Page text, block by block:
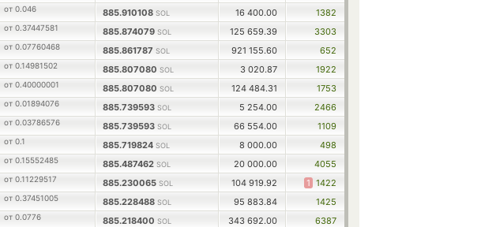
от 0.046 885.910108 SOL 16 400.00
1382
от 0.37447581 885.874079 SOL 125 659.39
3303
от 0.07760468 885.861787 SOL 921 155.60
652
от 0.14981502 885.807080 SOL 3 020.87
1922
от 0.40000001 885.807080 SOL 124 484.31
1753
от 0.01894076 885.739593 SOL 5 254.00
2466
от 0.03786576 885.739593 SOL 66 554.00
1109
от 0.1 885.719824 SOL 8 000.00
498
от 0.15552485 885.487462 SOL 20 000.00
4055
от 0.11229517 885.230065 SOL 104 919.92 1 1422
от 0.37451005 885.228488 SOL 95 883.84
1425
от 0.0776 885.218400 SOL 343 692.00
6387